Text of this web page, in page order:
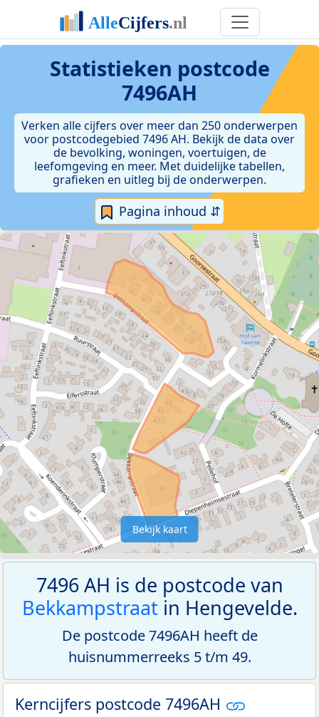
Statistieken postcode
7496AH
Verken alle cijfers over meer dan 250 onderwerpen
voor postcodegebied 7496 AH. Bekijk de data over
de bevolking, woningen, voertuigen, de
leefomgeving en meer. Met duidelijke tabellen,
grafieken en uitleg bij de onderwerpen.
Pagina inhoud ⇵
Bekijk kaart
7496 AH is de postcode van
Bekkampstraatin Hengevelde.
De postcode 7496AH heeft de
huisnummerreeks 5 t/m 49.
Kerncijfers postcode 7496AH